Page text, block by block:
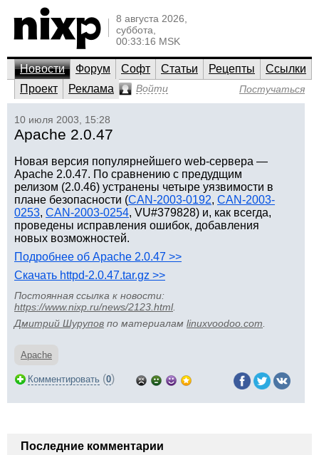
8 августа 2026,
суббота,
00:33:16 MSK
Новости Форум Софт Статьи Рецепты
Ссылки
Проект
Реклама Войти Постучаться
10 июля 2003, 15:28
Apache 2.0.47
Новая версия популярнейшего web-сервера —
Apache 2.0.47. По сравнению с предудщим
релизом (2.0.46) устранены четыре уязвимости в
плане безопасности (CAN-2003-0192, CAN-2003-
0253, CAN-2003-0254, VU#379828) и, как всегда,
проведены исправления ошибок, добавления
новых возможностей.
Подробнее об Apache 2.0.47 >>
Скачать httpd-2.0.47.tar.gz >>
Постоянная ссылка к новости:
https://www.nixp.ru/news/2123.html.
Дмитрий Шурупов по материалам linuxvoodoo.com
Apache
Комментировать (0)
Последние комментарии